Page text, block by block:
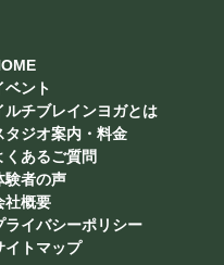
ベント
ルチブレインヨガとは
タジオ案内・料金
くあるご質問
験者の声
社概要
ライバシーポリシー
イトマップ